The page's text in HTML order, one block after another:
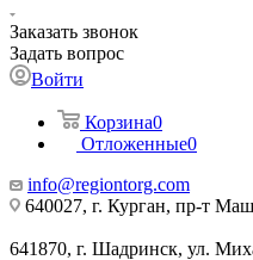
Заказать звонок
Задать вопрос
Войти
Корзина0
Отложенные0
info@regiontorg.com
640027, г. Курган, пр-т
641870, г. Шадринск, ул.